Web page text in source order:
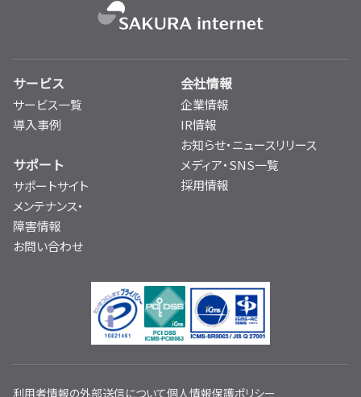
サービス
サービス一覧
導入事例
サポート
サポートサイト
メンテナンス・
障害情報
お問い合わせ
会社情報
企業情報
IR情報
お知らせ・ニュースリリース
メディア・SNS一覧
採用情報
利用者情報の外部送信について個人情報保護ポリシー